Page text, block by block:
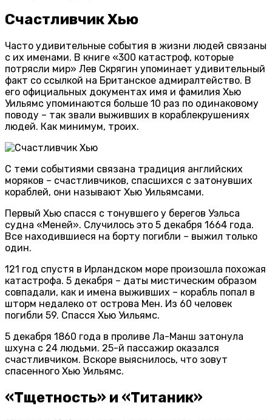
Счастливчик Хью
Часто удивительные события в жизни людей связаны
с их именами. В книге «300 катастроф, которые
потрясли мир» Лев Скрягин упоминает удивительный
факт со ссылкой на Британское адмиралтейство. В
его официальных документах имя и фамилия Хью
Уильямс упоминаются больше 10 раз по одинаковому
поводу – так звали выживших в кораблекрушениях
людей. Как минимум, троих.
С теми событиями связана традиция английских
моряков – счастливчиков, спасшихся с затонувших
кораблей, они называют Хью Уильямсами.
Первый Хью спасся с тонувшего у берегов Уэльса
судна «Меней». Случилось это 5 декабря 1664 года.
Все находившиеся на борту погибли – выжил только
один.
121 год спустя в Ирландском море произошла похожая
катастрофа. 5 декабря – даты мистическим образом
совпадали, как и имена выживших – корабль попал в
шторм недалеко от острова Мен. Из 60 человек
погибли 59. Спасся Хью Уильямс.
5 декабря 1860 года в проливе Ла-Манш затонула
шхуна с 24 людьми. 25-й пассажир оказался
счастливчиком. Вскоре выяснилось, что зовут
спасенного Хью Уильямс.
«Тщетность» и «Титаник»